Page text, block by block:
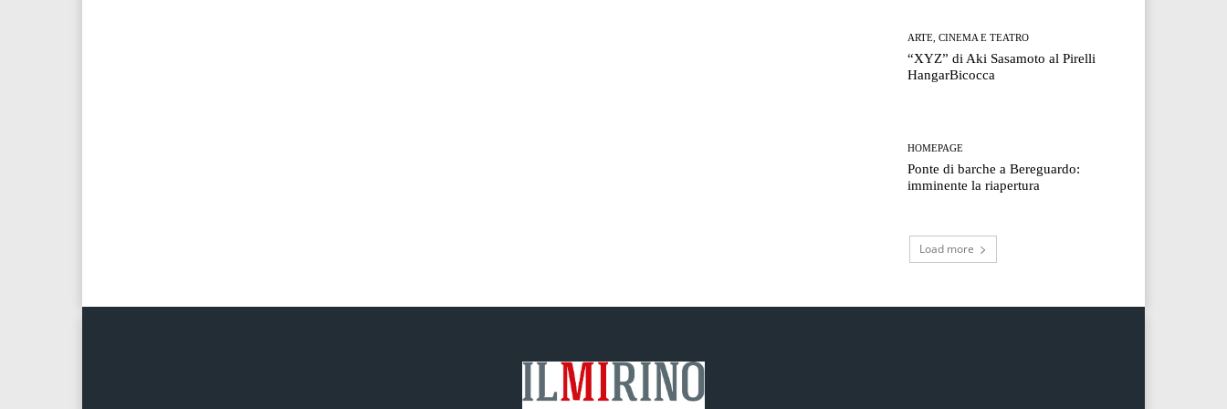
ARTE, CINEMA E TEATRO
“XYZ” di Aki Sasamoto al Pirelli
HangarBicocca
HOMEPAGE
Ponte di barche a Bereguardo:
imminente la riapertura
Load more